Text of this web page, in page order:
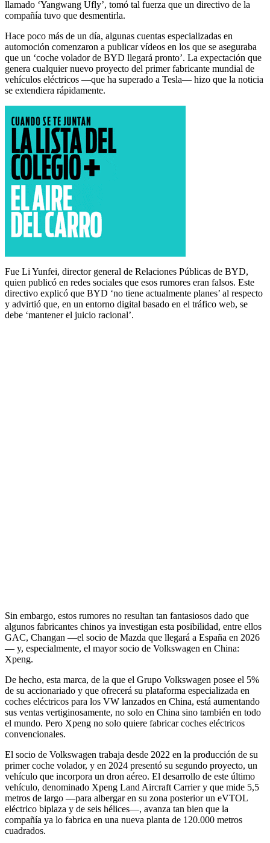
llamado ‘Yangwang Ufly’, tomó tal fuerza que un directivo de la
compañía tuvo que desmentirla.
Hace poco más de un día, algunas cuentas especializadas en
automoción comenzaron a publicar vídeos en los que se aseguraba
que un ‘coche volador de BYD llegará pronto’. La expectación que
genera cualquier nuevo proyecto del primer fabricante mundial de
vehículos eléctricos —que ha superado a Tesla— hizo que la noticia
se extendiera rápidamente.
Fue Li Yunfei, director general de Relaciones Públicas de BYD,
quien publicó en redes sociales que esos rumores eran falsos. Este
directivo explicó que BYD ‘no tiene actualmente planes’ al respecto
y advirtió que, en un entorno digital basado en el tráfico web, se
debe ‘mantener el juicio racional’.
Sin embargo, estos rumores no resultan tan fantasiosos dado que
algunos fabricantes chinos ya investigan esta posibilidad, entre ellos
GAC, Changan —el socio de Mazda que llegará a España en 2026
— y, especialmente, el mayor socio de Volkswagen en China:
Xpeng.
De hecho, esta marca, de la que el Grupo Volkswagen posee el 5%
de su accionariado y que ofrecerá su plataforma especializada en
coches eléctricos para los VW lanzados en China, está aumentando
sus ventas vertiginosamente, no solo en China sino también en todo
el mundo. Pero Xpeng no solo quiere fabricar coches eléctricos
convencionales.
El socio de Volkswagen trabaja desde 2022 en la producción de su
primer coche volador, y en 2024 presentó su segundo proyecto, un
vehículo que incorpora un dron aéreo. El desarrollo de este último
vehículo, denominado Xpeng Land Aircraft Carrier y que mide 5,5
metros de largo —para albergar en su zona posterior un eVTOL
eléctrico biplaza y de seis hélices—, avanza tan bien que la
compañía ya lo fabrica en una nueva planta de 120.000 metros
cuadrados.